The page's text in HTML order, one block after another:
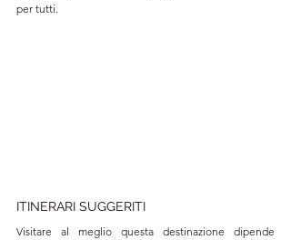
per tutti.
ITINERARI SUGGERITI
Visitare al meglio questa destinazione dipende